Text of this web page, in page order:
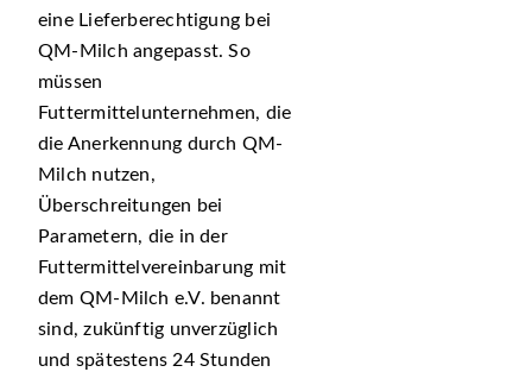
eine Lieferberechtigung bei
QM-Milch angepasst. So
müssen
Futtermittelunternehmen, die
die Anerkennung durch QM-
Milch nutzen,
Überschreitungen bei
Parametern, die in der
Futtermittelvereinbarung mit
dem QM-Milch e.V. benannt
sind, zukünftig unverzüglich
und spätestens 24 Stunden